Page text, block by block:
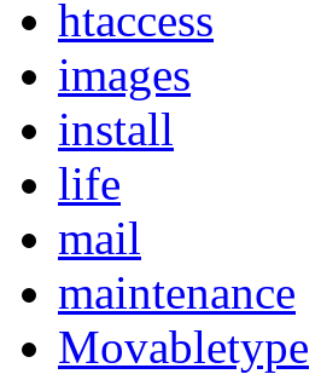
htaccess
images
install
life
mail
maintenance
Movabletype